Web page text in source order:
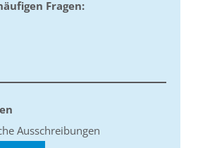
Fragen:
Ausschreibungen